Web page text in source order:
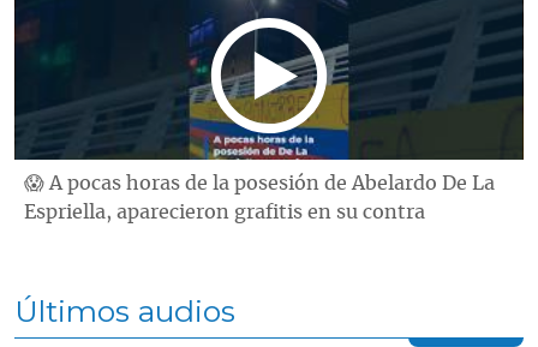
😱 A pocas horas de la posesión de Abelardo De La
Espriella, aparecieron grafitis en su contra
Últimos audios